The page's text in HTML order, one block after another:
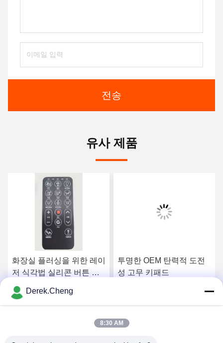
전송
유사 제품
화장실 플러싱을 위한 레이
저 식각법 실리콘 버튼 이
사회
최상의 가격을 얻으세요
투명한 OEM 탄력적 도전
성 고무 키패드
최상의 가격을 얻으세요
Derek.Cheng
8:30 AM